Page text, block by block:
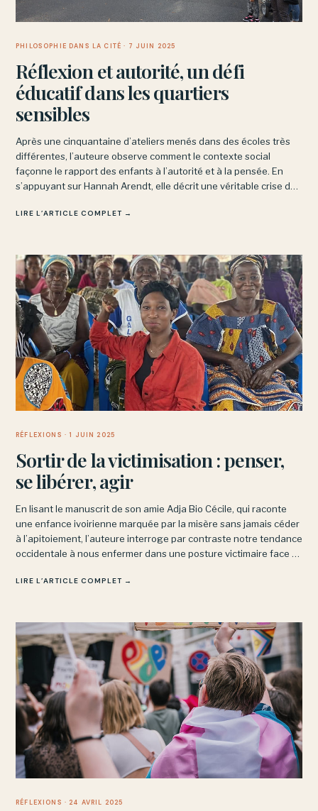
PHILOSOPHIE DANS LA CITÉ · 7 JUIN 2025
Réflexion et autorité, un défi
éducatif dans les quartiers
sensibles
Après une cinquantaine d’ateliers menés dans des écoles très
différentes, l’auteure observe comment le contexte social
façonne le rapport des enfants à l’autorité et à la pensée. En
s’appuyant sur Hannah Arendt, elle décrit une véritable crise de
LIRE L’ARTICLE COMPLET →
RÉFLEXIONS · 1 JUIN 2025
Sortir de la victimisation : penser,
se libérer, agir
En lisant le manuscrit de son amie Adja Bio Cécile, qui raconte
une enfance ivoirienne marquée par la misère sans jamais céder
à l’apitoiement, l’auteure interroge par contraste notre tendance
occidentale à nous enfermer dans une posture victimaire face à
LIRE L’ARTICLE COMPLET →
RÉFLEXIONS · 24 AVRIL 2025